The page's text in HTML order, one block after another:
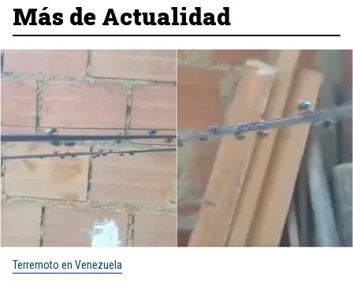
Más de Actualidad
Terremoto en Venezuela